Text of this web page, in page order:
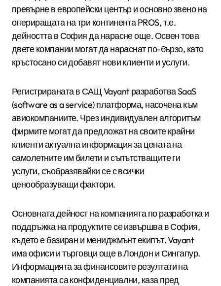
превърне в европейски център и основно звено на
опериращата на три континента PROS, т.е.
дейността в София да нарасне още. Освен това
двете компании могат да нараснат по-бързо, като
кръстосано си добавят нови клиенти и услуги.
Регистрираната в САЩ Vayant разработва SaaS
(software as a service) платформа, насочена към
авиокомпаниите. Чрез индивидуален алгоритъм
фирмите могат да предложат на своите крайни
клиенти актуална информация за цената на
самолетните им билети и съпътстващите ги
услуги, съобразявайки се с всички
ценообразуващи фактори.
Основната дейност на компанията по разработка и
поддръжка на продуктите се извършва в София,
където е базиран и мениджмънт екипът. Vayant
има офиси и търговци още в Лондон и Сингапур.
Информацията за финансовите резултати на
компанията са конфиденциални, каза пред